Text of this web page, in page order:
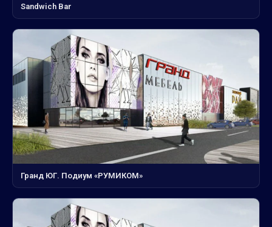
Sandwich Bar
Гранд ЮГ. Подиум «РУМИКОМ»